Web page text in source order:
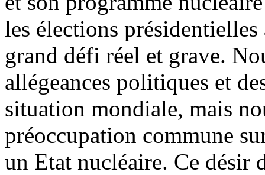
les élections
grand défi réel et grave.
allégeances politiques et
situation mondiale, mais
préoccupation commune
un Etat nucléaire. Ce désir